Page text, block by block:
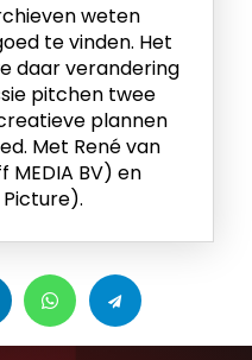
weten
te vinden. Het
daar verandering
pitchen twee
plannen
Met René van
BV) en